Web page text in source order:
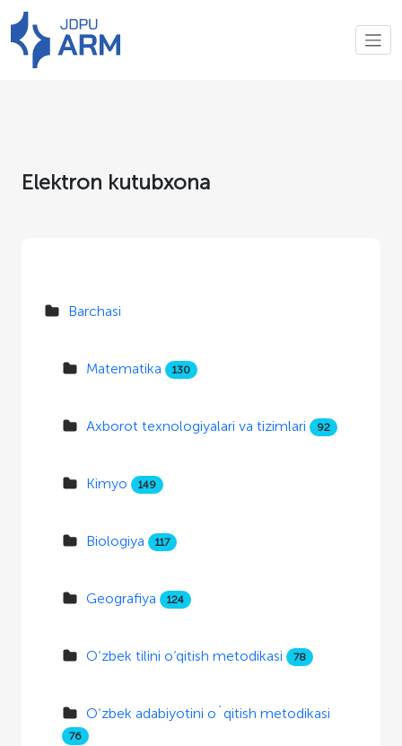
Elektron kutubxona
Barchasi
Matematika 130
Axborot texnologiyalari va tizimlari 92
Kimyo 149
Biologiya 117
Geografiya 124
O‘zbek tilini o‘qitish metodikasi 78
O‘zbek adabiyotini o`qitish metodikasi
76